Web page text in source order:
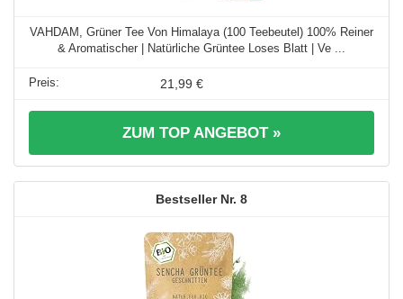
VAHDAM, Grüner Tee Von Himalaya (100 Teebeutel) 100% Reiner
& Aromatischer | Natürliche Grüntee Loses Blatt | Ve ...
21,99 €
ZUM TOP ANGEBOT »
8